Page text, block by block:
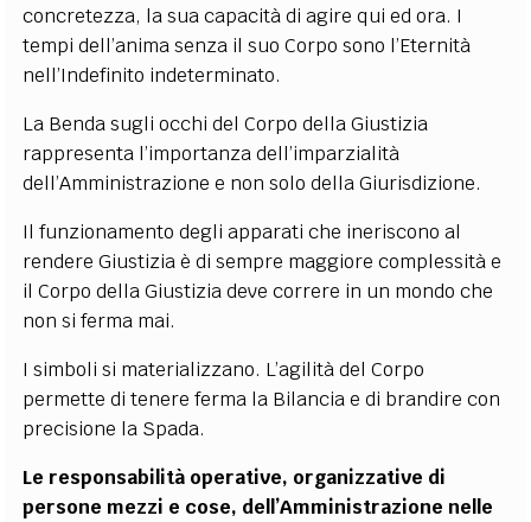
concretezza, la sua capacità di agire qui ed ora. I
tempi dell’anima senza il suo Corpo sono l’Eternità
nell’Indefinito indeterminato.
La Benda sugli occhi del Corpo della Giustizia
rappresenta l’importanza dell’imparzialità
dell’Amministrazione e non solo della Giurisdizione.
Il funzionamento degli apparati che ineriscono al
rendere Giustizia è di sempre maggiore complessità e
il Corpo della Giustizia deve correre in un mondo che
non si ferma mai.
I simboli si materializzano. L’agilità del Corpo
permette di tenere ferma la Bilancia e di brandire con
precisione la Spada.
Le responsabilità operative, organizzative di
persone mezzi e cose, dell’Amministrazione nelle